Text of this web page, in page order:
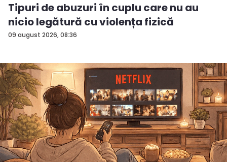
09 august 2026, 08:36
Tipuri de abuzuri în cuplu care nu au
nicio legătură cu violența fizică